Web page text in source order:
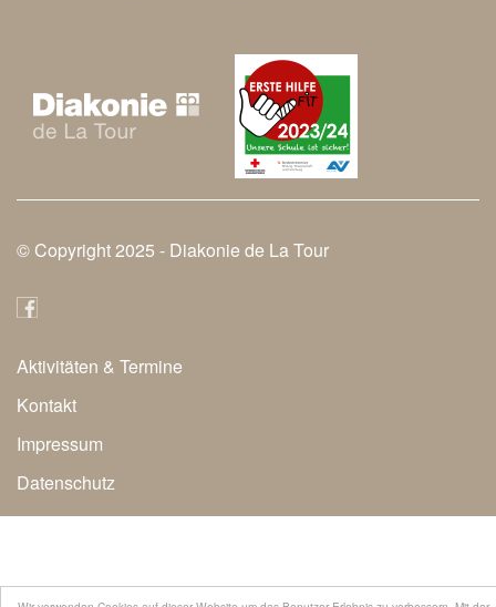
© Copyright 2025 - Diakonie de La Tour
Secondary
Navigation
Aktivitäten & Termine
Kontakt
Impressum
Datenschutz